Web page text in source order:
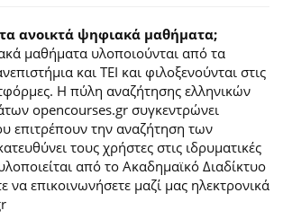
τα ανοικτά ψηφιακά μαθήματα;
μαθήματα υλοποιούνται από τα
και ΤΕΙ και φιλοξενούνται στις
H πύλη αναζήτησης ελληνικών
opencourses.gr συγκεντρώνει
επιτρέπουν την αναζήτηση των
τους χρήστες στις ιδρυματικές
από το Ακαδημαϊκό Διαδίκτυο
να επικοινωνήσετε μαζί μας ηλεκτρονικά